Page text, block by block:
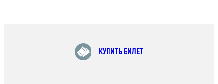
КУПИТЬ БИЛЕТ